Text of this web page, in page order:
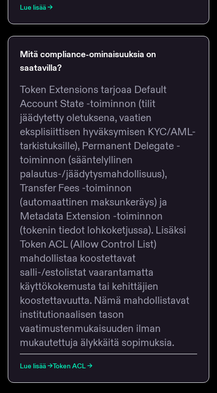
Lue lisää→
Mitä compliance-ominaisuuksia on
saatavilla?
Token Extensions tarjoaa Default
Account State -toiminnon (tilit
jäädytetty oletuksena, vaatien
eksplisiittisen hyväksymisen KYC/AML-
tarkistuksille), Permanent Delegate -
toiminnon (sääntelyllinen
palautus-/jäädytysmahdollisuus),
Transfer Fees -toiminnon
(automaattinen maksunkeräys) ja
Metadata Extension -toiminnon
(tokenin tiedot lohkoketjussa). Lisäksi
Token ACL (Allow Control List)
mahdollistaa koostettavat
salli-/estolistat vaarantamatta
käyttökokemusta tai kehittäjien
koostettavuutta. Nämä mahdollistavat
institutionaalisen tason
vaatimustenmukaisuuden ilman
mukautettuja älykkäitä sopimuksia.
Lue lisää→Token ACL→